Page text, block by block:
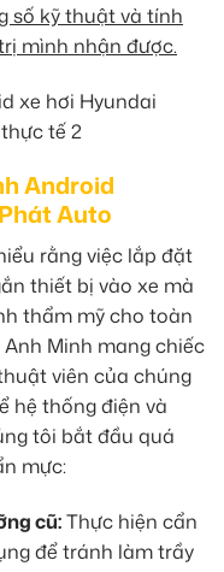
số kỹ thuật và tính
mình nhận được.
Android
Auto
rằng việc lắp đặt
thiết bị vào xe mà
thẩm mỹ cho toàn
Minh mang chiếc
viên của chúng
hệ thống điện và
tôi bắt đầu quá
mực:
cũ:Thực hiện cẩn
để tránh làm trầy